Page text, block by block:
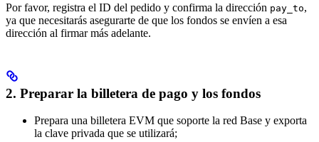
Por favor, registra el ID del pedido y confirma la dirección pay_to,
ya que necesitarás asegurarte de que los fondos se envíen a esa
dirección al firmar más adelante.
2. Preparar la billetera de pago y los fondos
Prepara una billetera EVM que soporte la red Base y exporta
la clave privada que se utilizará;